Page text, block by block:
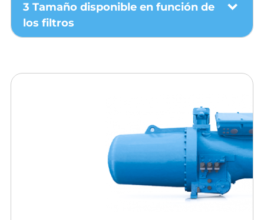
3 Tamaño disponible en función de
los filtros